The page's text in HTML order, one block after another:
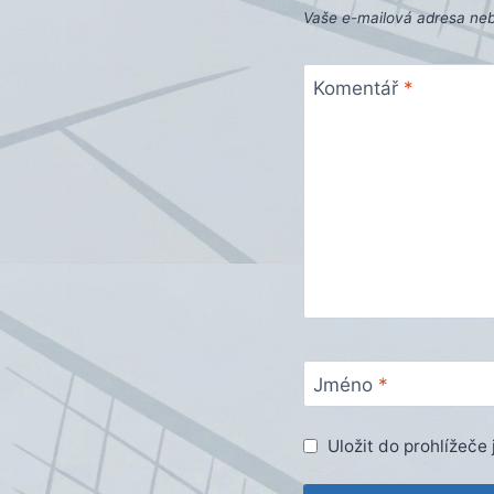
Vaše e-mailová adresa
Komentář *
Jméno *
Uložit do prohlížeče